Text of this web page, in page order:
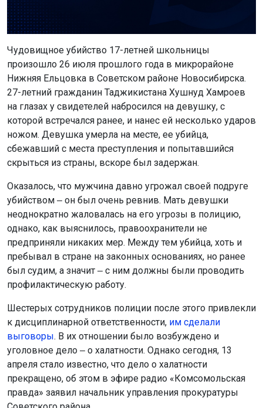
Чудовищное убийство 17-летней школьницы
произошло 26 июля прошлого года в микрорайоне
Нижняя Ельцовка в Советском районе Новосибирска.
27-летний гражданин Таджикистана Хушнуд Хамроев
на глазах у свидетелей набросился на девушку, с
которой встречался ранее, и нанес ей несколько ударов
ножом. Девушка умерла на месте, ее убийца,
сбежавший с места преступления и попытавшийся
скрыться из страны, вскоре был задержан.
Оказалось, что мужчина давно угрожал своей подруге
убийством ‒ он был очень ревнив. Мать девушки
неоднократно жаловалась на его угрозы в полицию,
однако, как выяснилось, правоохранители не
предприняли никаких мер. Между тем убийца, хоть и
пребывал в стране на законных основаниях, но ранее
был судим, а значит ‒ с ним должны были проводить
профилактическую работу.
Шестерых сотрудников полиции после этого привлекли
к дисциплинарной ответственности, им сделали
выговоры. В их отношении было возбуждено и
уголовное дело ‒ о халатности. Однако сегодня, 13
апреля стало известно, что дело о халатности
прекращено, об этом в эфире радио «Комсомольская
правда» заявил начальник управления прокуратуры